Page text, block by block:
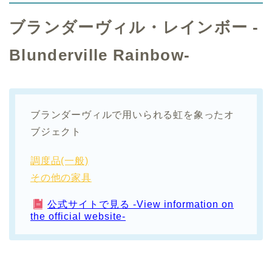
ブランダーヴィル・レインボー -
Blunderville Rainbow-
ブランダーヴィルで用いられる虹を象ったオ
ブジェクト
調度品(一般)
その他の家具
公式サイトで見る -View information on
the official website-